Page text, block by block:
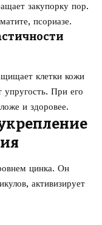
закупорку пор.
псориазе.
клетки кожи
упругость. При его
и здоровее.
цинка. Он
активизирует